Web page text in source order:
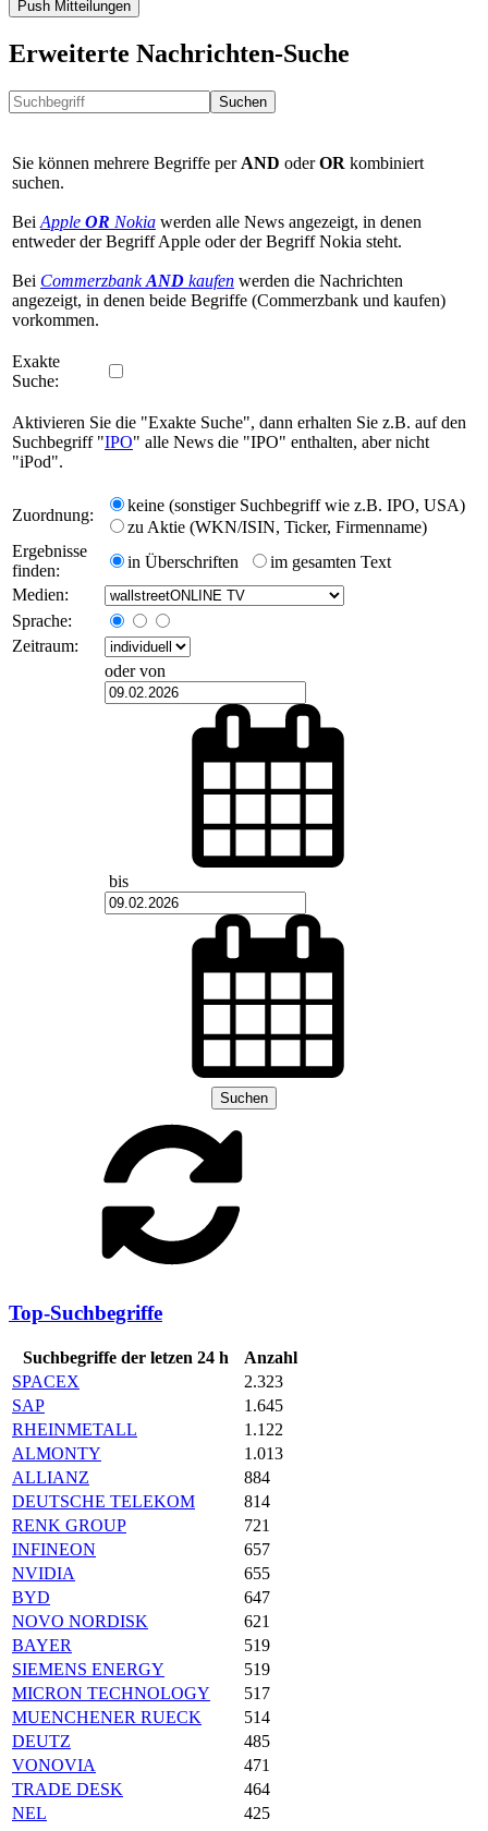
Push Mitteilungen
Erweiterte Nachrichten-Suche
Suchen
Sie können mehrere Begriffe per AND oderOR kombiniert
suchen.
Bei Apple OR Nokia werden alle News angezeigt, in denen
entweder der Begriff Apple oder der Begriff Nokia steht.
Bei CommerzbankAND kaufen werden die Nachrichten
angezeigt, in denen beide Begriffe (Commerzbank und kaufen)
vorkommen.
Exakte
Suche:
Aktivieren Sie die "Exakte Suche", dann erhalten Sie z.B. auf den
Suchbegriff "IPO" alle News die "IPO" enthalten, aber nicht
"iPod".
Zuordnung:
keine (sonstiger Suchbegriff wie z.B. IPO, USA)
zu Aktie (WKN/ISIN, Ticker, Firmenname)
Ergebnisse
finden:
in Überschriften
im gesamten Text
Medien:
Sprache:
Zeitraum:
oder von
bis
Suchen
Top-Suchbegriffe
Suchbegriffe der letzen 24 h
Anzahl
SPACEX
2.323
SAP
1.645
RHEINMETALL
1.122
ALMONTY
1.013
ALLIANZ
884
DEUTSCHE TELEKOM
814
RENK GROUP
721
INFINEON
657
NVIDIA
655
BYD
647
NOVO NORDISK
621
BAYER
519
SIEMENS ENERGY
519
MICRON TECHNOLOGY
517
MUENCHENER RUECK
514
DEUTZ
485
VONOVIA
471
TRADE DESK
464
NEL
425